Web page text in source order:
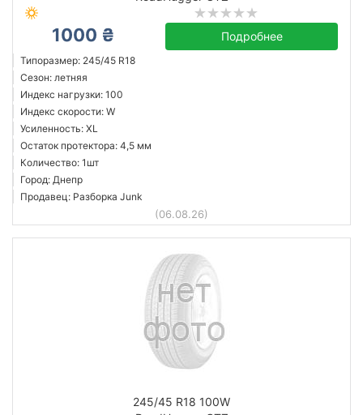
1000 ₴ Подробнее
Типоразмер: 245/45 R18
Сезон: летняя
Индекс нагрузки: 100
Индекс скорости: W
Усиленность: XL
Остаток протектора: 4,5 мм
Количество: 1шт
Город: Днепр
Продавец: Разборка Junk
(06.08.26)
245/45 R18 100W